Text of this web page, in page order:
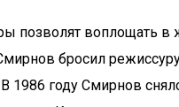
позволят воплощать в
бросил
В 1986 году Смирнов